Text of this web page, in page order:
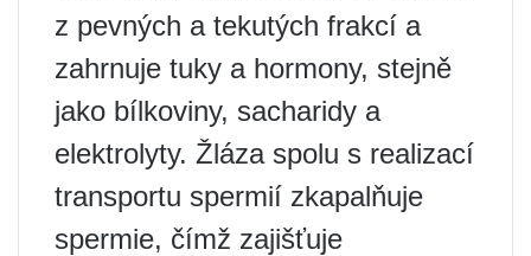
z pevných a tekutých frakcí a
zahrnuje tuky a hormony, stejně
jako bílkoviny, sacharidy a
elektrolyty. Žláza spolu s realizací
transportu spermií zkapalňuje
spermie, čímž zajišťuje